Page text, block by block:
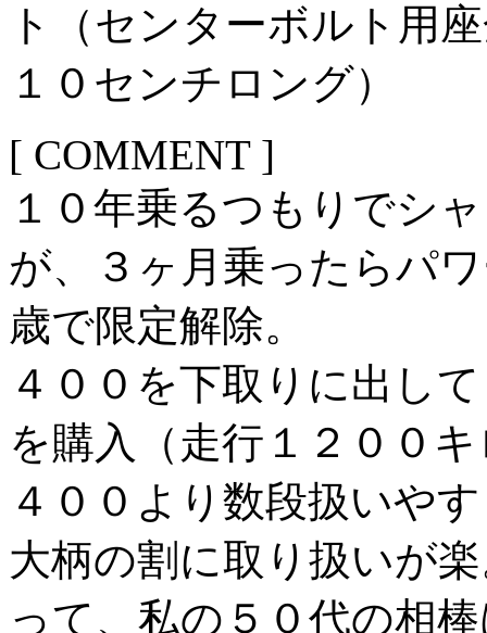
ト（センターボルト用
１０センチロング）
[ COMMENT ]
１０年乗るつもりでシ
が、３ヶ月乗ったらパ
歳で限定解除。
４００を下取りに出し
を購入（走行１２００
４００より数段扱いや
大柄の割に取り扱いが
って、私の５０代の相